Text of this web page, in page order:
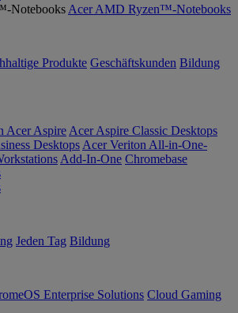
Acer AMD Ryzen™-Notebooks
Produkte Geschäftskunden Bildung
Acer Aspire Acer Aspire Classic Desktops
Desktops Acer Veriton All-in-One-
Add-In-One Chromebase
Jeden Tag Bildung
Enterprise Solutions Cloud Gaming